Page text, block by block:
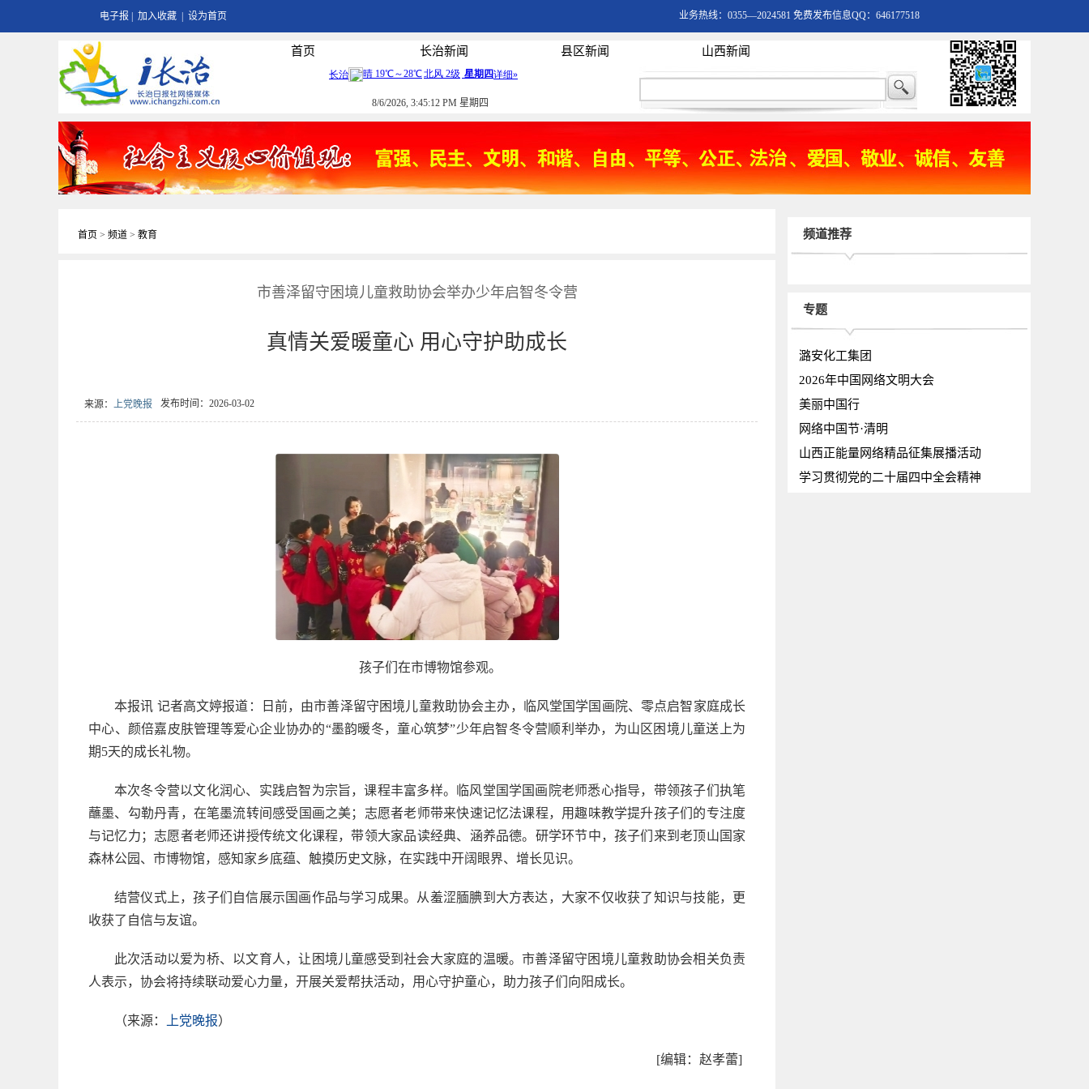
电子报 加入收藏 设为首页 业务热线：0355—2024581 免费发布信息QQ：646177518
首页 长治新闻 县区新闻 山西新闻
8/6/2026, 3:45:12 PM 星期四
首页 > 频道 > 教育
市善泽留守困境儿童救助协会举办少年启智冬令营
真情关爱暖童心 用心守护助成长
来源： 上党晚报 发布时间：2026-03-02
孩子们在市博物馆参观。
本报讯 记者高文婷报道：日前，由市善泽留守困境儿童救助协会主办，临风堂国学国画院、零点启智家庭成长
中心、颜倍嘉皮肤管理等爱心企业协办的“墨韵暖冬，童心筑梦”少年启智冬令营顺利举办，为山区困境儿童送上为
期5天的成长礼物。
本次冬令营以文化润心、实践启智为宗旨，课程丰富多样。临风堂国学国画院老师悉心指导，带领孩子们执笔
蘸墨、勾勒丹青，在笔墨流转间感受国画之美；志愿者老师带来快速记忆法课程，用趣味教学提升孩子们的专注度
与记忆力；志愿者老师还讲授传统文化课程，带领大家品读经典、涵养品德。研学环节中，孩子们来到老顶山国家
森林公园、市博物馆，感知家乡底蕴、触摸历史文脉，在实践中开阔眼界、增长见识。
结营仪式上，孩子们自信展示国画作品与学习成果。从羞涩腼腆到大方表达，大家不仅收获了知识与技能，更
收获了自信与友谊。
此次活动以爱为桥、以文育人，让困境儿童感受到社会大家庭的温暖。市善泽留守困境儿童救助协会相关负责
人表示，协会将持续联动爱心力量，开展关爱帮扶活动，用心守护童心，助力孩子们向阳成长。
（来源： 上党晚报）
[编辑：赵孝蕾]
频道推荐
专题
潞安化工集团
2026年中国网络文明大会
美丽中国行
网络中国节·清明
山西正能量网络精品征集展播活动
学习贯彻党的二十届四中全会精神